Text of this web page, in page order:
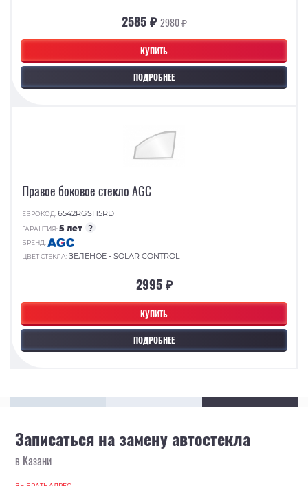
КУПИТЬ
ПОДРОБНЕЕ
2585 ₽2980 ₽
КУПИТЬ
ПОДРОБНЕЕ
Правое боковое стекло AGC
ЕВРОКОД:6542RGSH5RD
ГАРАНТИЯ:5 лет ?
БРЕНД:
ЦВЕТ СТЕКЛА:ЗЕЛЕНОЕ - SOLAR CONTROL
2995 ₽
Записаться на замену автостекла
в Казани